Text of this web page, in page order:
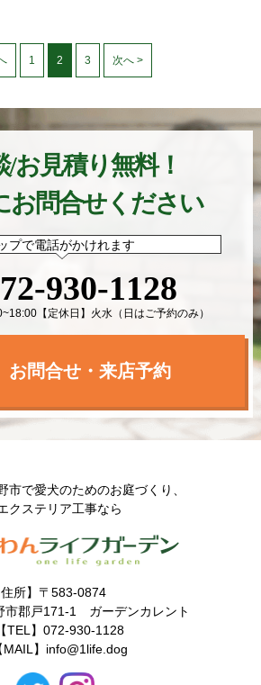
1 2 3 次へ >
/お見積り無料！
お問合せください
プで電話がかけれます
930-1128
【定休日】火水（日はご予約のみ）
お問合せ・来店予約
市で愛犬のためのお庭づくり、
クステリア工事なら
住所】〒583-0874
市郡戸171-1 ガーデンカレント
【TEL】072-930-1128
MAIL】 info@1life.dog